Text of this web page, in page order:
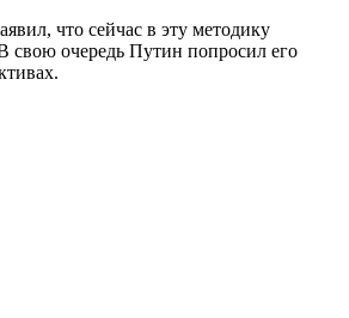
что сейчас в эту методику
свою очередь Путин попросил его